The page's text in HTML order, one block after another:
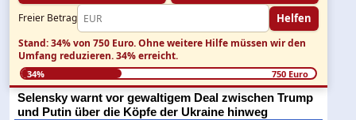
Freier Betrag Helfen
Stand: 34% von 750 Euro.Ohne weitere Hilfe müssen wir den
Umfang reduzieren.34% erreicht.
34% 750 Euro
Selensky warnt vor gewaltigem Deal zwischen Trump
und Putin über die Köpfe der Ukraine hinweg